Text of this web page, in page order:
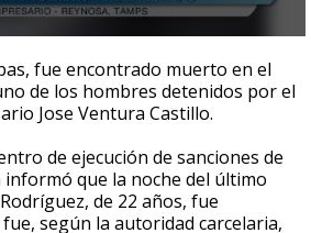
fue encontrado muerto en el
de los hombres detenidos por el
Jose Ventura Castillo.
de ejecución de sanciones de
informó que la noche del último
de 22 años, fue
según la autoridad carcelaria,